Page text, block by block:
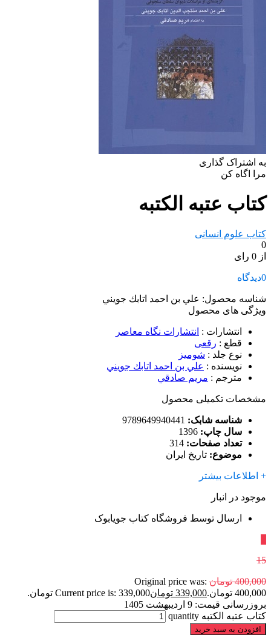
به اشتراک گذاری
مرا اگاه کن
کتاب عتبه الکتبه
کتاب علوم انسانی
0
از 0 رای
0دیدگاه
شناسه محصول: علي بن احمد اتابك جويني
ویژگی های محصول
انتشارات : انتشارات نگاه معاصر
قطع : رقعی
نوع جلد : شومیز
نویسنده : علي بن احمد اتابك جويني
مترجم : مريم صادقي
مشخصات تکمیلی محصول
شناسه شابک:
سال چاپ:
تعداد صفحات:
موضوع: تاریخ ایران
+ اطلاعات بیشتر
موجود در انبار
ارسال توسط فروشگاه کتاب جویابوک
15
400,000 تومان Original price was:
400,000 تومان.
339,000 تومانCurrent price is: 339,000 تومان.
بروزرسانی قیمت: 9 اردیبهشت 1405
کتاب عتبه الکتبه quantity
افزودن به سبد خرید